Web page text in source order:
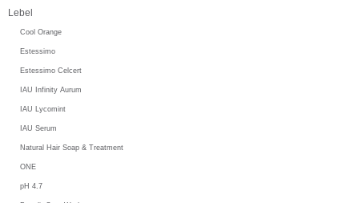
Lebel
Cool Orange
Estessimo
Estessimo Celcert
IAU Infinity Aurum
IAU Lycomint
IAU Serum
Natural Hair Soap & Treatment
ONE
pH 4.7